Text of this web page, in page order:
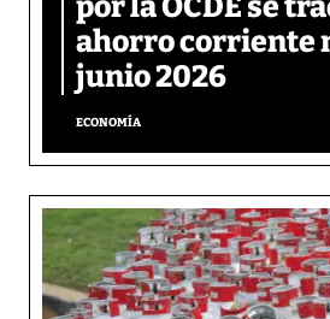
ahorro corriente
junio 2026
ECONOMÍA